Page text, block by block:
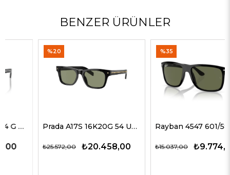
BENZER ÜRÜNLER
Prada A17S 16K20G 54 Unisex Güneş Gözlükleri
₺20.458,00
₺25.572,00
Rayban 4547 601/58 60 Erkek Güneş Gözlükleri
₺9.774,00
₺15.037,00